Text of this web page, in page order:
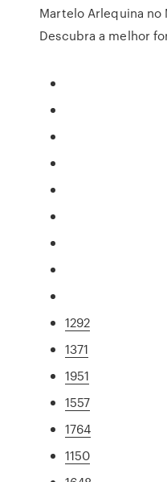
Martelo Arlequina no
Descubra a melhor
1292
1371
1951
1557
1764
1150